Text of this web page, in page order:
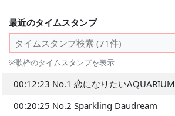
2026.05 第3週
---
2026.05 第2週
---
2025 12月
2025 11月
2025 10月
2025 9月
---
2025 8月
---
最近のタイムスタンプ
※歌枠のタイムスタンプを表示
00:12:23 No.1 恋になりたいAQUARIUM
00:20:25 No.2 Sparkling Daudream